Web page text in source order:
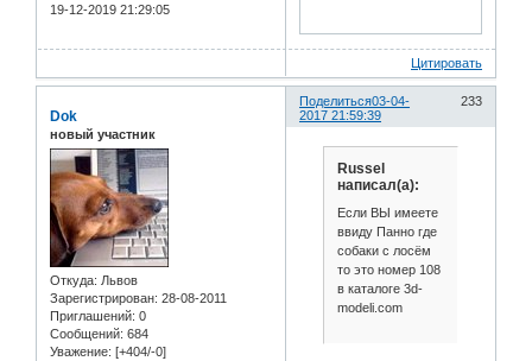
19-12-2019 21:29:05
Цитировать
Поделиться 233
03-04-
2017 21:59:39
Dok
новый участник
Откуда: Львов
Зарегистрирован: 28-08-2011
Приглашений: 0
Сообщений: 684
Уважение: [+404/-0]
Russel
написал(а):
Если ВЫ имеете
ввиду Панно где
собаки с лосём
то это номер 108
в каталоге 3d-
modeli.com